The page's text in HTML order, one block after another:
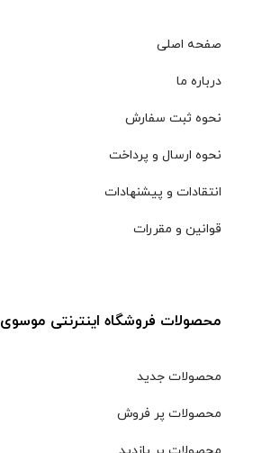
صفحه اصلی
درباره ما
نحوه ثبت سفارش
نحوه ارسال و پرداخت
انتقادات و پیشنهادات
قوانین و مقررات
محصولات فروشگاه اینترنتی موسوی
محصولات جدید
محصولات پر فروش